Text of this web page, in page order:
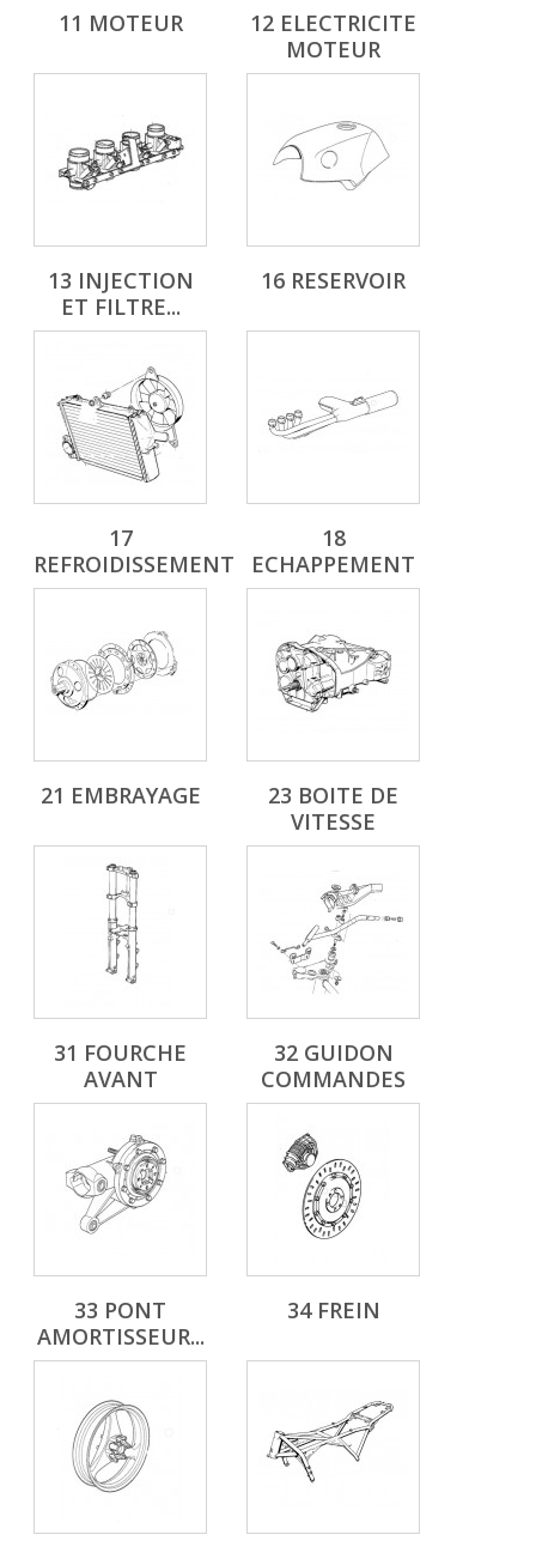
11 MOTEUR
12 ELECTRICITE
MOTEUR
13 INJECTION
ET FILTRE...
16 RESERVOIR
17
REFROIDISSEMENT
18
ECHAPPEMENT
21 EMBRAYAGE
23 BOITE DE
VITESSE
31 FOURCHE
AVANT
32 GUIDON
COMMANDES
33 PONT
AMORTISSEUR...
34 FREIN